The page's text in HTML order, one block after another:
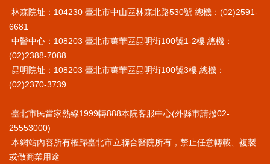
臺
灣
中
醫
國
際
交
訓
練
中
心
林森院址：104230 臺北市中山區林森北路530號 總機：(02)2591-
6681
中醫中心：108203 臺北市萬華區昆明街100號1-2樓 總機：
(02)2388-7088
昆明院址：108203 臺北市萬華區昆明街100號3樓 總機：
(02)2370-3739
臺北市民當家熱線1999轉888本院客服中心(外縣市請撥02-
25553000)
本網站內容所有權歸臺北市立聯合醫院所有，禁止任意轉載、複製
或做商業用途